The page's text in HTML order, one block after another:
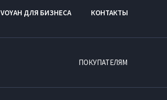
VOYAH ДЛЯ БИЗНЕСА КОНТАКТЫ
ПОКУПАТЕЛЯМ